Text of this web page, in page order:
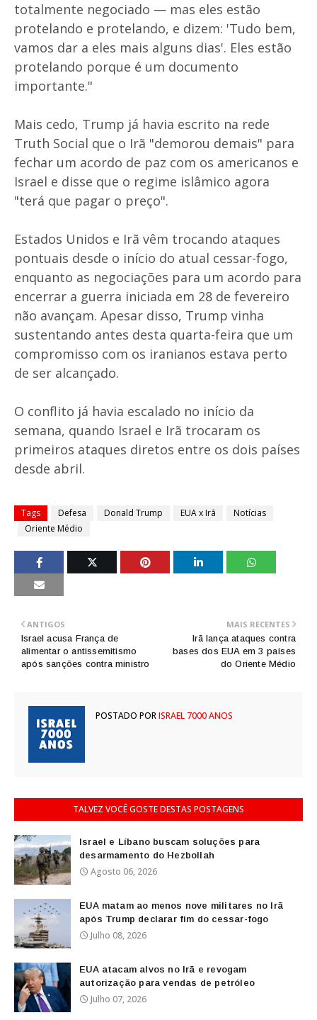
totalmente negociado — mas eles estão
protelando e protelando, e dizem: 'Tudo bem,
vamos dar a eles mais alguns dias'. Eles estão
protelando porque é um documento
importante."
Mais cedo, Trump já havia escrito na rede
Truth Social que o Irã "demorou demais" para
fechar um acordo de paz com os americanos e
Israel e disse que o regime islâmico agora
"terá que pagar o preço".
Estados Unidos e Irã vêm trocando ataques
pontuais desde o início do atual cessar-fogo,
enquanto as negociações para um acordo para
encerrar a guerra iniciada em 28 de fevereiro
não avançam. Apesar disso, Trump vinha
sustentando antes desta quarta-feira que um
compromisso com os iranianos estava perto
de ser alcançado.
O conflito já havia escalado no início da
semana, quando Israel e Irã trocaram os
primeiros ataques diretos entre os dois países
desde abril.
Tags Defesa Donald Trump EUA x Irã
Notícias
Oriente Médio
MAIS RECENTES
Irã lança ataques contra
bases dos EUA em 3 países
do Oriente Médio
ANTIGOS
Israel acusa França de
alimentar o antissemitismo
após sanções contra ministro
POSTADO PORISRAEL 7000 ANOS
TALVEZ VOCÊ GOSTE DESTAS POSTAGENS
Israel e Líbano buscam soluções para
desarmamento do Hezbollah
Agosto 06, 2026
EUA matam ao menos nove militares no Irã
após Trump declarar fim do cessar-fogo
Julho 08, 2026
EUA atacam alvos no Irã e revogam
autorização para vendas de petróleo
Julho 07, 2026